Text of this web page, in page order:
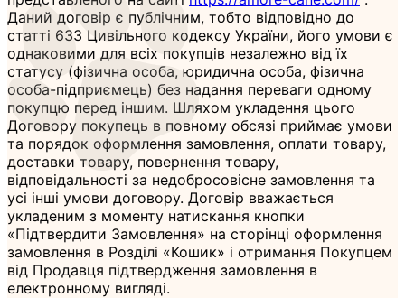
Даний договір є публічним, тобто відповідно до
статті 633 Цивільного кодексу України, його умови є
однаковими для всіх покупців незалежно від їх
статусу (фізична особа, юридична особа, фізична
особа-підприємець) без надання переваги одному
покупцю перед іншим. Шляхом укладення цього
Договору покупець в повному обсязі приймає умови
та порядок оформлення замовлення, оплати товару,
доставки товару, повернення товару,
відповідальності за недобросовісне замовлення та
усі інші умови договору. Договір вважається
укладеним з моменту натискання кнопки
«Підтвердити Замовлення» на сторінці оформлення
замовлення в Розділі «Кошик» і отримання Покупцем
від Продавця підтвердження замовлення в
електронному вигляді.